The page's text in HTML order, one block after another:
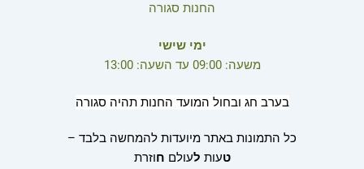
החנות סגורה
ימי שישי
משעה: 09:00 עד השעה: 13:00
בערב חג ובחול המועד החנות תהיה סגורה
כל התמונות באתר מיועדות להמחשה בלבד –
טעות לעולם חוזרת